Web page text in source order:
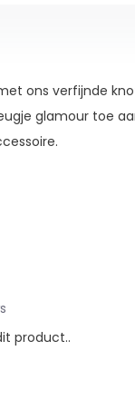
ons verfijnde
glamour toe
product..